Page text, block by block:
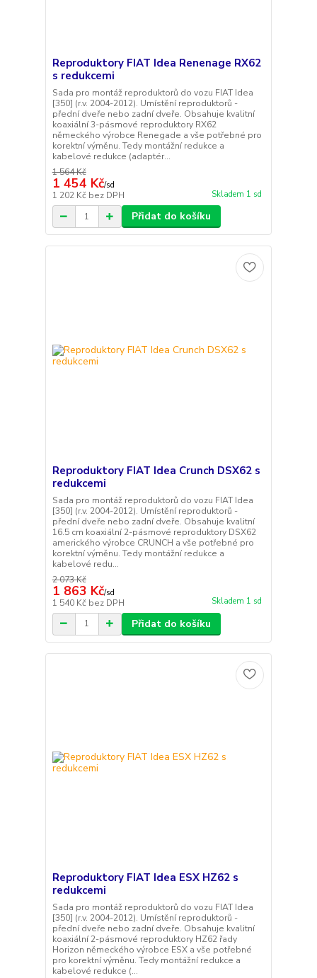
Reproduktory FIAT Idea Renenage RX62
s redukcemi
Sada pro montáž reproduktorů do vozu FIAT Idea
[350] (r.v. 2004-2012). Umístění reproduktorů -
přední dveře nebo zadní dveře. Obsahuje kvalitní
koaxiální 3-pásmové reproduktory RX62
německého výrobce Renegade a vše potřebné pro
korektní výměnu. Tedy montážní redukce a
kabelové redukce (adaptér...
1 564 Kč
1 454 Kč/sd
1 202 Kč bez DPH Skladem 1 sd
Přidat do košíku
Reproduktory FIAT Idea Crunch DSX62 s
redukcemi
Sada pro montáž reproduktorů do vozu FIAT Idea
[350] (r.v. 2004-2012). Umístění reproduktorů -
přední dveře nebo zadní dveře. Obsahuje kvalitní
16.5 cm koaxiální 2-pásmové reproduktory DSX62
amerického výrobce CRUNCH a vše potřebné pro
korektní výměnu. Tedy montážní redukce a
kabelové redu...
2 073 Kč
1 863 Kč/sd
1 540 Kč bez DPH Skladem 1 sd
Přidat do košíku
Reproduktory FIAT Idea ESX HZ62 s
redukcemi
Sada pro montáž reproduktorů do vozu FIAT Idea
[350] (r.v. 2004-2012). Umístění reproduktorů -
přední dveře nebo zadní dveře. Obsahuje kvalitní
koaxiální 2-pásmové reproduktory HZ62 řady
Horizon německého výrobce ESX a vše potřebné
pro korektní výměnu. Tedy montážní redukce a
kabelové redukce (...